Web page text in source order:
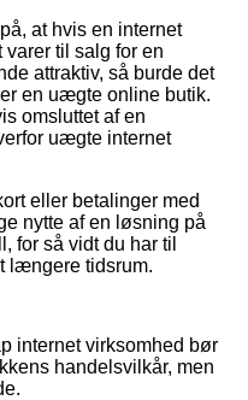
at hvis en internet
til salg for en
attraktiv, så burde det
en uægte online butik.
omsluttet af en
uægte internet
eller betalinger med
nytte af en løsning på
for så vidt du har til
længere tidsrum.
internet virksomhed bør
handelsvilkår, men